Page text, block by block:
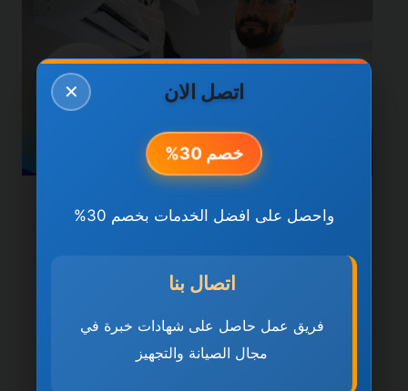
خدمات دبي
المكيفات في دبي
0501270935 ضمان مدى
✕ اتصل الان
خصم 30%
واحصل على افضل الخدمات بخصم 30%
اتصال بنا
فريق عمل حاصل على شهادات خبرة في
مجال الصيانة والتجهيز